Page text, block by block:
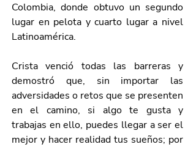
Colombia, donde obtuvo un segundo
lugar en pelota y cuarto lugar a nivel
Latinoamérica.
Crista venció todas las barreras y
demostró que, sin importar las
adversidades o retos que se presenten
en el camino, si algo te gusta y
trabajas en ello, puedes llegar a ser el
mejor y hacer realidad tus sueños; por